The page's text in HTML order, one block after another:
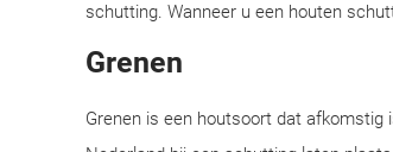
schutting. Wanneer u een houten
Grenen
Grenen is een houtsoort dat afkomstig